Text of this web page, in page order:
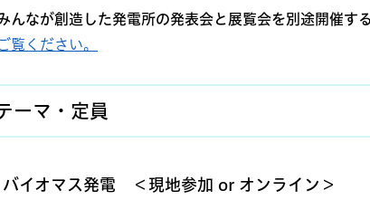
んなが創造した発電所の発表会と展覧会を別途開催す
覧ください。
ーマ・定員
イオマス発電​ ＜現地参加 or オンライン＞